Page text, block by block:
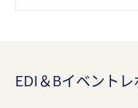
EDI＆Bイベント